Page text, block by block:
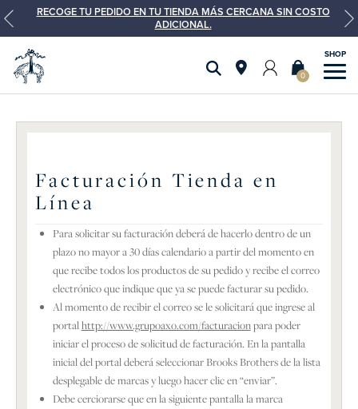
RECOGE TU PEDIDO EN TU TIENDA MÁS CERCANA SIN COSTO
ADICIONAL.
0
Facturación Tienda en
Línea
Para solicitar su facturación deberá de hacerlo dentro de un
plazo no mayor a 30 días calendario a partir del momento en
que recibe todos los productos de su pedido y recibe el correo
electrónico que indique que ya se puede facturar su pedido.
Al momento de recibir el correo se le solicitará que ingrese al
portalhttp://www.grupoaxo.com/facturacionpara poder
iniciar el proceso de solicitud de facturación. En la pantalla
inicial del portal deberá seleccionar Brooks Brothers de la lista
desplegable de marcas y luego hacer clic en “enviar”.
Debe cerciorarse que en la siguiente pantalla la marca